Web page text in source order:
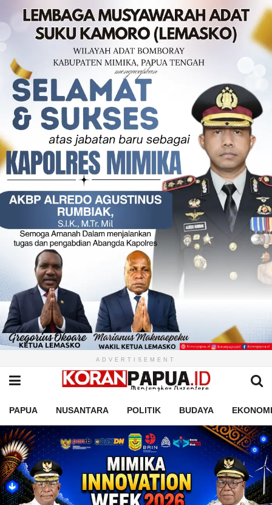
ADVERTISEMENT
PAPUA NUSANTARA POLITIK BUDAYA EKONOMI